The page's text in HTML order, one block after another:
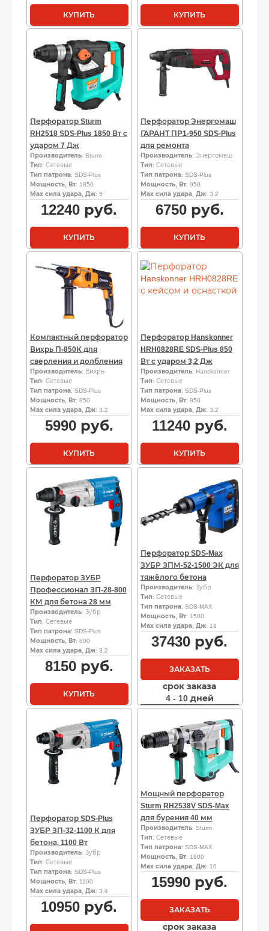
КУПИТЬ КУПИТЬ
Перфоратор Sturm
RH2518 SDS-Plus 1850 Вт с
ударом 7 Дж
Производитель: Sturm
Тип: Сетевые
Тип патрона: SDS-Plus
Мощность, Вт: 1850
Мах сила удара, Дж: 5
12240 руб.
КУПИТЬ
Перфоратор Энергомаш
ГАРАНТ ПР1-950 SDS-Plus
для ремонта
Производитель: Энергомаш
Тип: Сетевые
Тип патрона: SDS-Plus
Мощность, Вт: 950
Мах сила удара, Дж: 3.2
6750руб.
КУПИТЬ
Компактный перфоратор
Вихрь П-850К для
сверления и долбления
Производитель: Вихрь
Тип: Сетевые
Тип патрона: SDS-Plus
Мощность, Вт: 850
Мах сила удара, Дж: 3.2
5990руб.
КУПИТЬ
Перфоратор Hanskonner
HRH0828RE SDS-Plus 850
Вт с ударом 3,2 Дж
Производитель: Hanskonner
Тип: Сетевые
Тип патрона: SDS-Plus
Мощность, Вт: 850
Мах сила удара, Дж: 3.2
11240руб.
КУПИТЬ
Перфоратор ЗУБР
Профессионал ЗП-28-800
КМ для бетона 28 мм
Производитель: Зубр
Тип: Сетевые
Тип патрона: SDS-Plus
Мощность, Вт: 800
Мах сила удара, Дж: 3.2
8150руб.
КУПИТЬ
Перфоратор SDS-Max
ЗУБР ЗПМ-52-1500 ЭК для
тяжёлого бетона
Производитель: Зубр
Тип: Сетевые
Тип патрона: SDS-MAX
Мощность, Вт: 1500
Мах сила удара, Дж: 18
37430 руб.
ЗАКАЗАТЬ
срок заказа
4 - 10 дней
Перфоратор SDS-Plus
ЗУБР ЗП-32-1100 К для
бетона, 1100 Вт
Производитель: Зубр
Тип: Сетевые
Тип патрона: SDS-Plus
Мощность, Вт: 1100
Мах сила удара, Дж: 3.4
10950 руб.
Мощный перфоратор
Sturm RH2538V SDS-Max
для бурения 40 мм
Производитель: Sturm
Тип: Сетевые
Тип патрона: SDS-MAX
Мощность, Вт: 1900
Мах сила удара, Дж: 10
15990 руб.
ЗАКАЗАТЬ
срок заказа